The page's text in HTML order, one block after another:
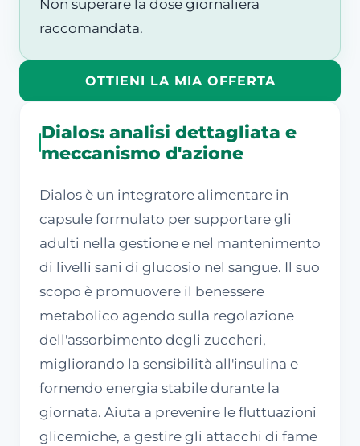
Non superare la dose giornaliera
raccomandata.
OTTIENI LA MIA OFFERTA
Dialos: analisi dettagliata e
meccanismo d'azione
Dialos è un integratore alimentare in
capsule formulato per supportare gli
adulti nella gestione e nel mantenimento
di livelli sani di glucosio nel sangue. Il suo
scopo è promuovere il benessere
metabolico agendo sulla regolazione
dell'assorbimento degli zuccheri,
migliorando la sensibilità all'insulina e
fornendo energia stabile durante la
giornata. Aiuta a prevenire le fluttuazioni
glicemiche, a gestire gli attacchi di fame